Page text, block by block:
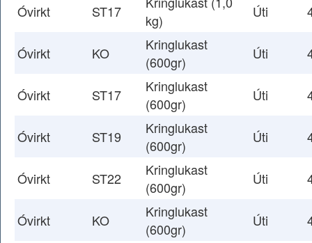
Óvirkt ST17
kg)
Úti
Óvirkt KO
Kringlukast
(600gr)
Úti
Óvirkt ST17
Kringlukast
(600gr)
Úti
Óvirkt ST19
Kringlukast
(600gr)
Úti
Óvirkt ST22
Kringlukast
(600gr)
Úti
Óvirkt KO
Kringlukast
(600gr)
Úti